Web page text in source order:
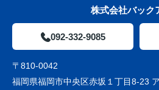
株式会社バック
092-332-9085
〒810-0042
福岡県福岡市中央区赤坂１丁目8-23